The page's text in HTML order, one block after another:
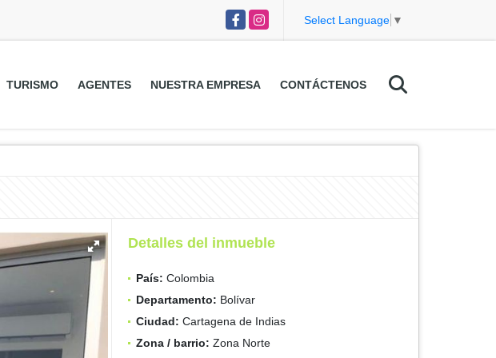
FacebookInstagram Select Language ▼
TURISMO AGENTES NUESTRA EMPRESA CONTÁCTENOS
Detalles del inmueble
País: Colombia
Departamento: Bolívar
Ciudad: Cartagena de Indias
Zona / barrio: Zona Norte